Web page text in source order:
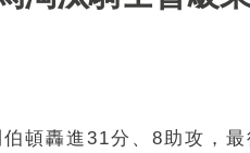
頓轟進31分、8助攻，